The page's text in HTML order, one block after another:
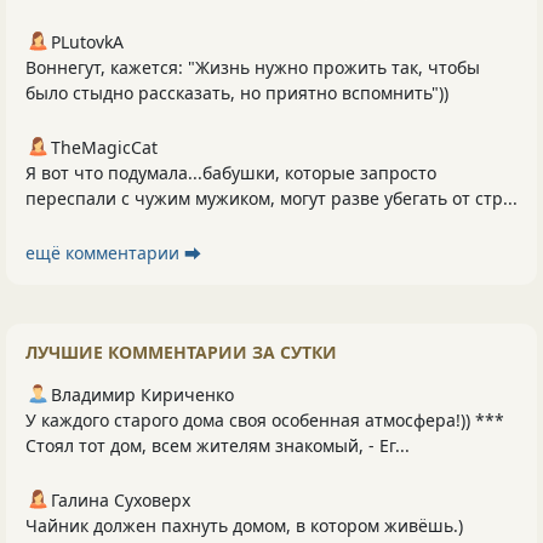
PLutоvkА
Воннегут, кажется: "Жизнь нужно прожить так, чтобы
было стыдно рассказать, но приятно вспомнить"))
TheMagicCat
Я вот что подумала...бабушки, которые запросто
переспали с чужим мужиком, могут разве убегать от стр...
ещё комментарии ⮕
ЛУЧШИЕ КОММЕНТАРИИ ЗА СУТКИ
Владимир Кириченко
У каждого старого дома своя особенная атмосфера!)) ***
Стоял тот дом, всем жителям знакомый, - Ег...
Галина Суховерх
Чайник должен пахнуть домом, в котором живёшь.)